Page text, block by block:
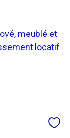
meublé et
locatif